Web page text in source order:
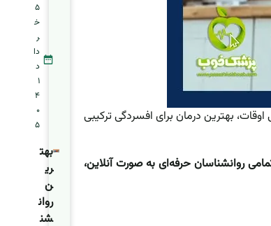
بهترین درمان برای افسردگی ترکیبی
روانشناسان حرفه‌ای به صورت آنلاین،
5
خ
ر
دا
د
1
4
0
5
بهت
ری
ن
روان
شن